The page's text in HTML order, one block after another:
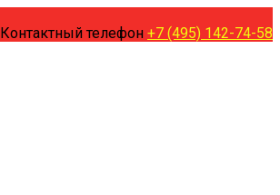
Контактный телефон +7 (495) 142-74-58